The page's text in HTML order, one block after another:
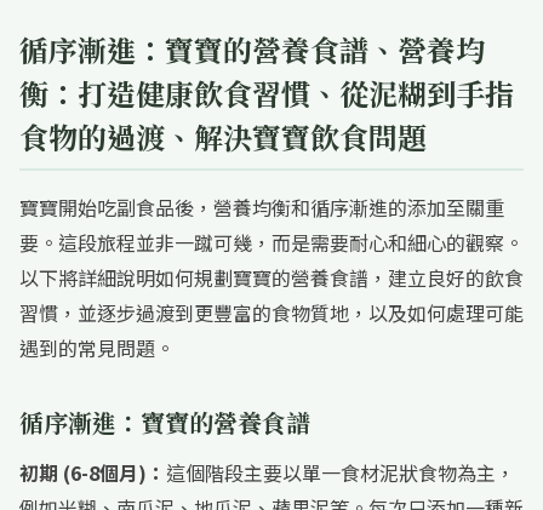
循序漸進：寶寶的營養食譜、營養均
衡：打造健康飲食習慣、從泥糊到手指
食物的過渡、解決寶寶飲食問題
寶寶開始吃副食品後，營養均衡和循序漸進的添加至關重
要。這段旅程並非一蹴可幾，而是需要耐心和細心的觀察。
以下將詳細說明如何規劃寶寶的營養食譜，建立良好的飲食
習慣，並逐步過渡到更豐富的食物質地，以及如何處理可能
遇到的常見問題。
循序漸進：寶寶的營養食譜
初期 (6-8個月)： 這個階段主要以單一食材泥狀食物為主，